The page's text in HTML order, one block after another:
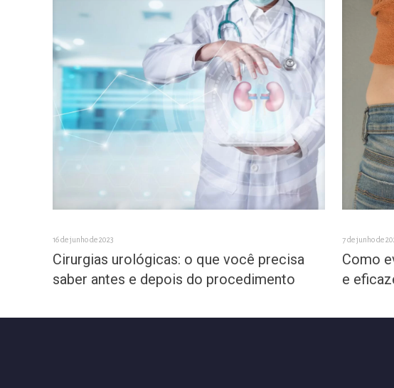
16 de junho de 2023
Cirurgias urológicas: o que você precisa
saber antes e depois do procedimento
7 de junho de
Como
e